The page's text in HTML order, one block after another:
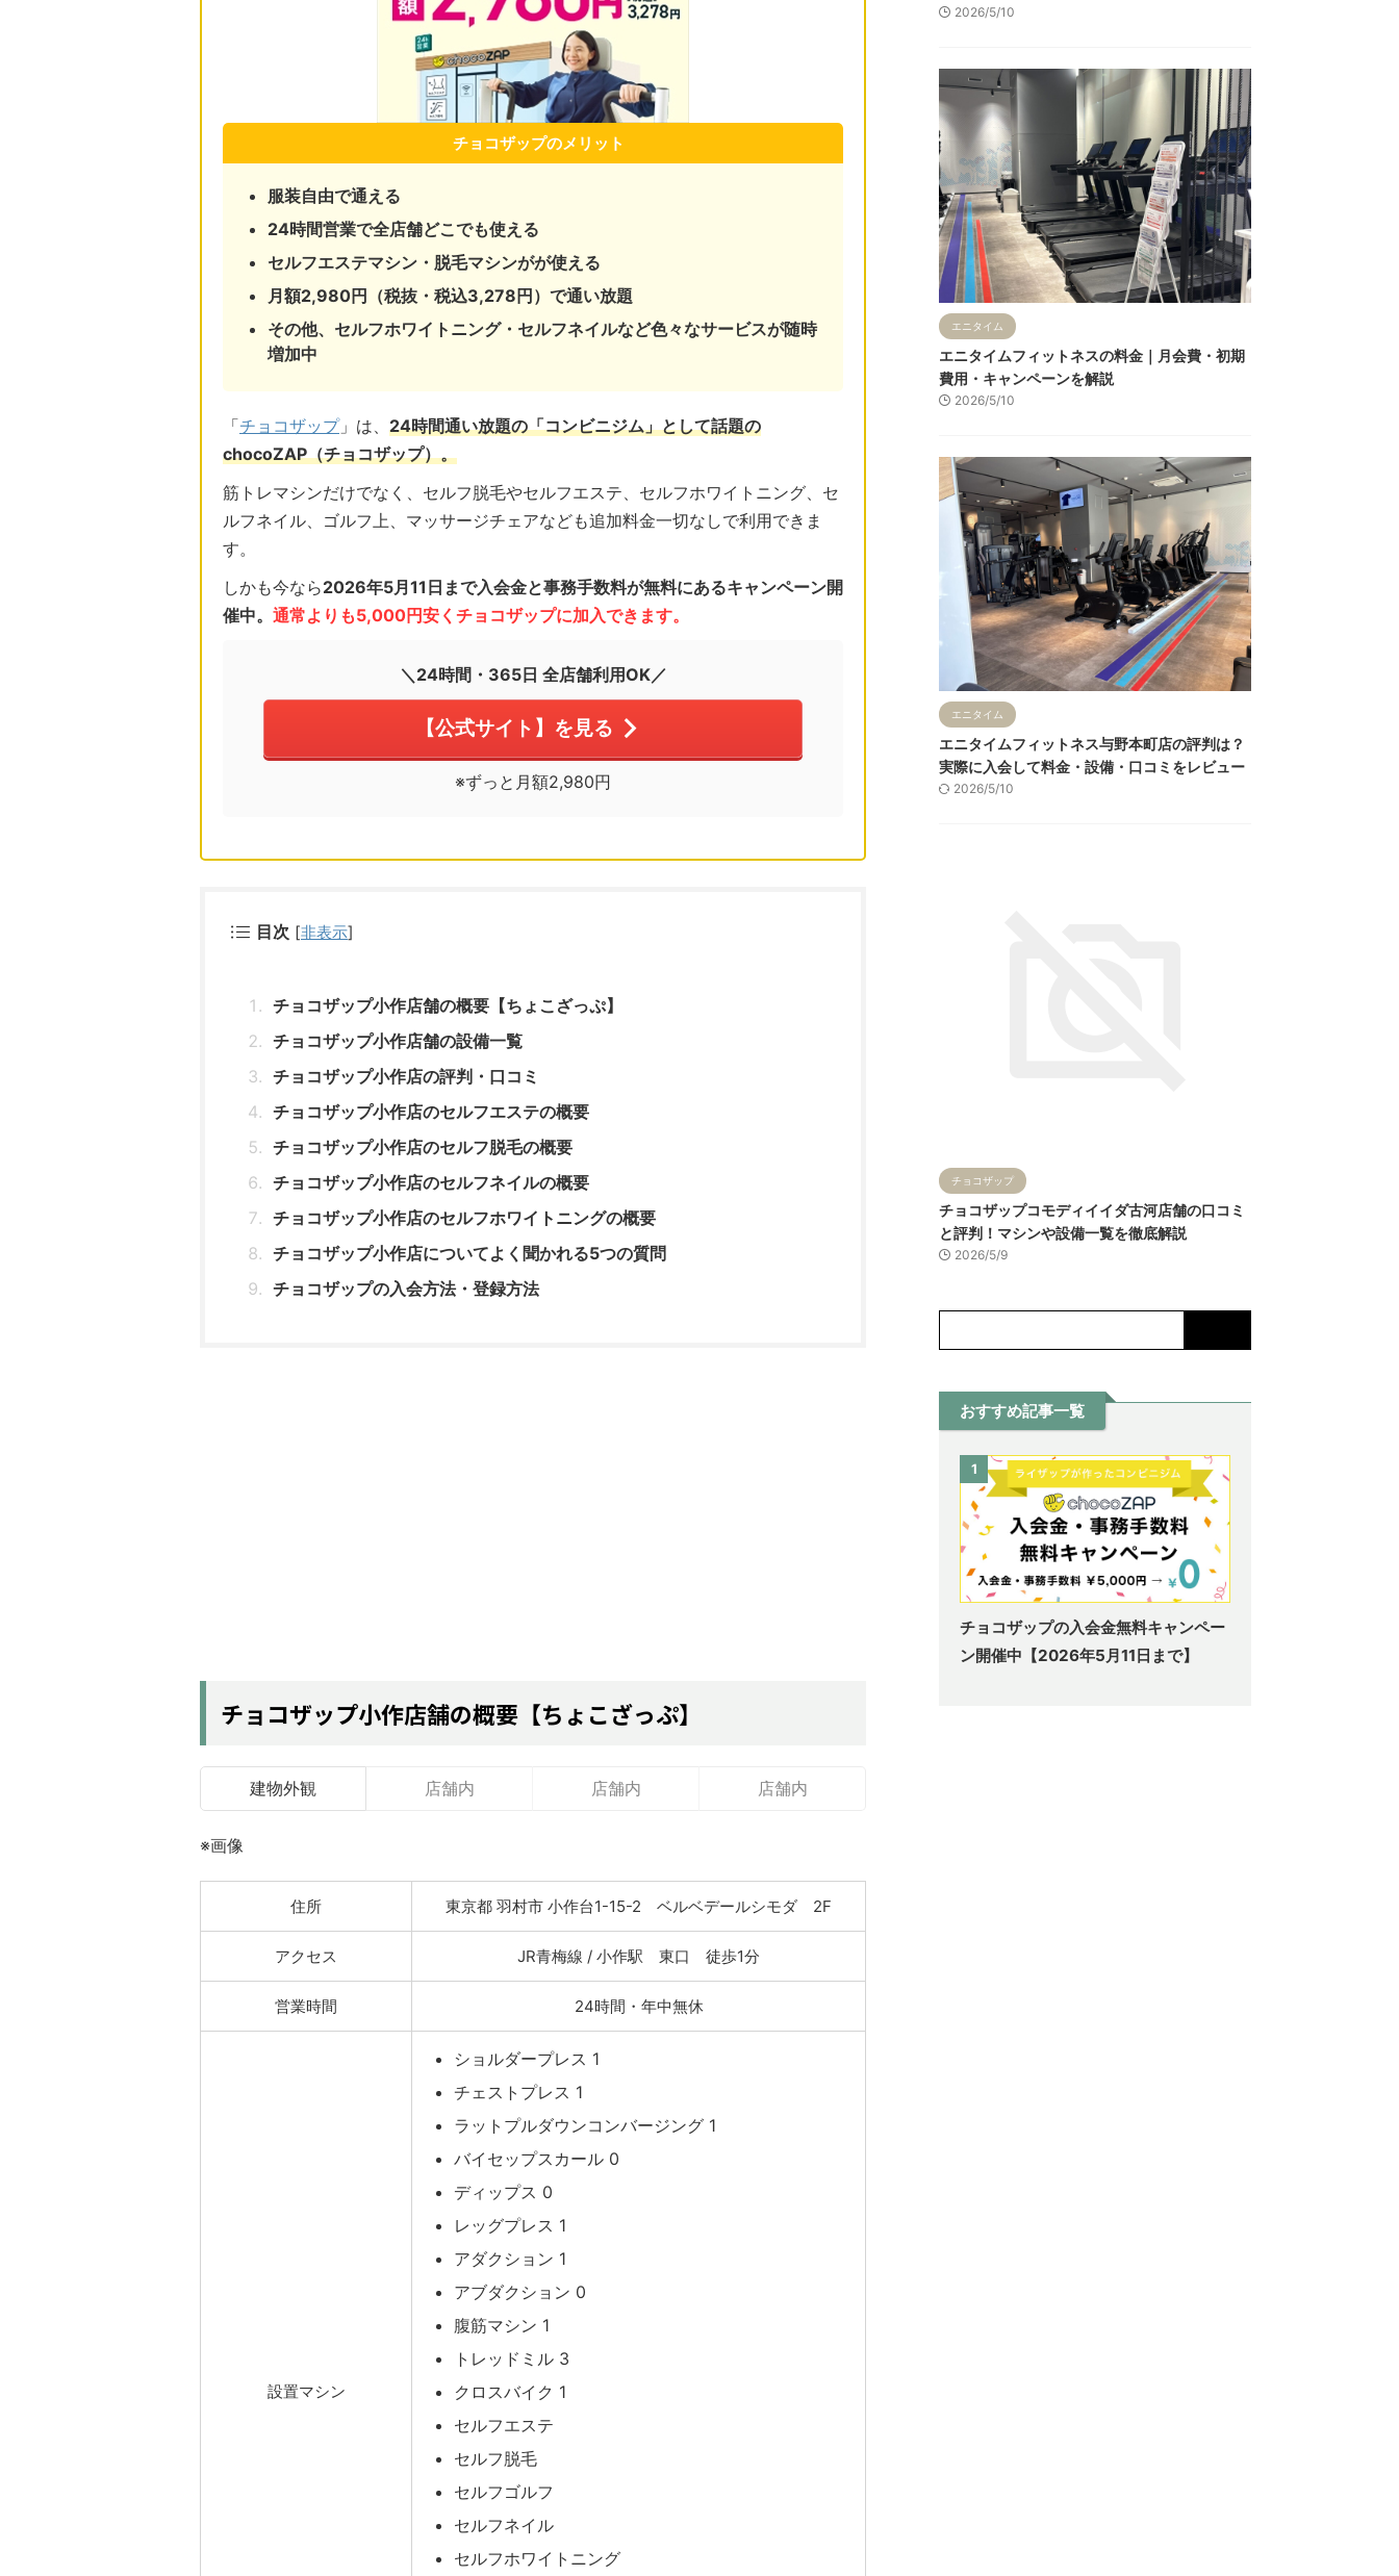
チョコザップのメリット
服装自由で通える
24時間営業で全店舗どこでも使える
セルフエステマシン・脱毛マシンがが使える
月額2,980円（税抜・税込3,278円）で通い放題
その他、セルフホワイトニング・セルフネイルなど色々なサービスが随時
増加中
「チョコザップ」は、 24時間通い放題の「コンビニジム」として話題の
chocoZAP（チョコザップ）。
筋トレマシンだけでなく、セルフ脱毛やセルフエステ、セルフホワイトニング、セ
ルフネイル、ゴルフ上、マッサージチェアなども追加料金一切なしで利用できま
す。
しかも今なら2026年5月11日まで入会金と事務手数料が無料にあるキャンペーン開
催中。 通常よりも5,000円安くチョコザップに加入できます。
＼24時間・365日 全店舗利用OK／
【公式サイト】を見る
※ずっと月額2,980円
目次 [非表示]
チョコザップ小作店舗の概要【ちょこざっぷ】
チョコザップ小作店舗の設備一覧
チョコザップ小作店の評判・口コミ
チョコザップ小作店のセルフエステの概要
チョコザップ小作店のセルフ脱毛の概要
チョコザップ小作店のセルフネイルの概要
チョコザップ小作店のセルフホワイトニングの概要
チョコザップ小作店についてよく聞かれる5つの質問
チョコザップの入会方法・登録方法
チョコザップ小作店舗の概要【ちょこざっぷ】
建物外観 店舗内 店舗内 店舗内
※画像
住所 東京都 羽村市 小作台1-15-2 ベルベデールシモダ 2F
アクセス JR青梅線 / 小作駅 東口 徒歩1分
営業時間 24時間・年中無休
設置マシン
ショルダープレス 1
チェストプレス 1
ラットプルダウンコンバージング 1
バイセップスカール 0
ディップス 0
レッグプレス 1
アダクション 1
アブダクション 0
腹筋マシン 1
トレッドミル 3
クロスバイク 1
セルフエステ
セルフ脱毛
セルフゴルフ
セルフネイル
セルフホワイトニング
2026/5/10
エニタイム
エニタイムフィットネスの料金｜月会費・初期
費用・キャンペーンを解説
2026/5/10
エニタイム
エニタイムフィットネス与野本町店の評判は？
実際に入会して料金・設備・口コミをレビュー
2026/5/10
チョコザップ
チョコザップコモディイイダ古河店舗の口コミ
と評判！マシンや設備一覧を徹底解説
2026/5/9
おすすめ記事一覧
1
チョコザップの入会金無料キャンペー
ン開催中【2026年5月11日まで】